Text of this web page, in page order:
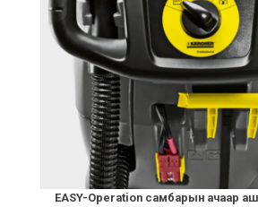
EASY-Operation самбарын ачаар